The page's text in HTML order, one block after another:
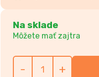
Na sklade
Môžete mať zajtra
- +